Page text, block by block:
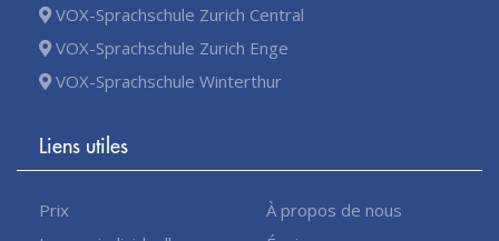
VOX-Sprachschule Zurich Central
VOX-Sprachschule Zurich Enge
VOX-Sprachschule Winterthur
Liens utiles
Prix
À propos de nous